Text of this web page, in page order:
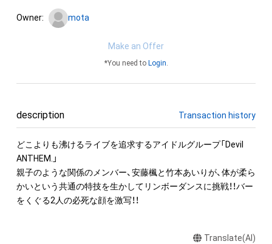
Owner: mota
Make an Offer
*You need to Login.
description Transaction history
どこよりも沸けるライブを追求するアイドルグループ「Devil
ANTHEM.」
親子のような関係のメンバー、安藤楓と竹本あいりが、体が柔ら
かいという共通の特技を生かしてリンボーダンスに挑戦！！バー
をくぐる2人の必死な顔を激写！！
Translate(AI)